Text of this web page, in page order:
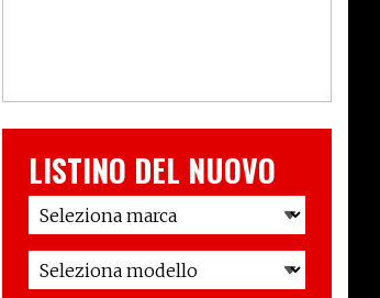
LISTINO DEL NUOVO